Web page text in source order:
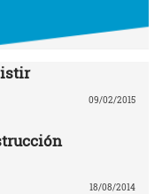
09/02/2015
18/08/2014